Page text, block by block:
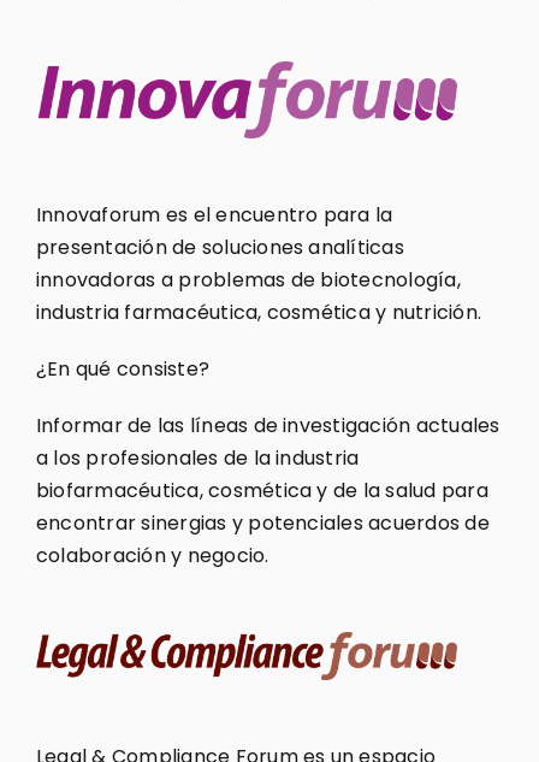
Innovaforum es el encuentro para la
presentación de soluciones analíticas
innovadoras a problemas de biotecnología,
industria farmacéutica, cosmética y nutrición.
¿En qué consiste?
Informar de las líneas de investigación actuales
a los profesionales de la industria
biofarmacéutica, cosmética y de la salud para
encontrar sinergias y potenciales acuerdos de
colaboración y negocio.